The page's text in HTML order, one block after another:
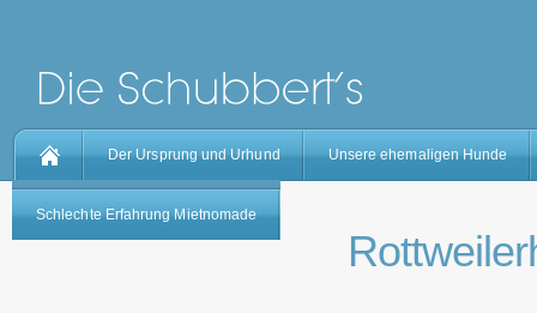
Der Ursprung und Urhund Unsere ehemaligen Hunde
Schlechte Erfahrung Mietnomade